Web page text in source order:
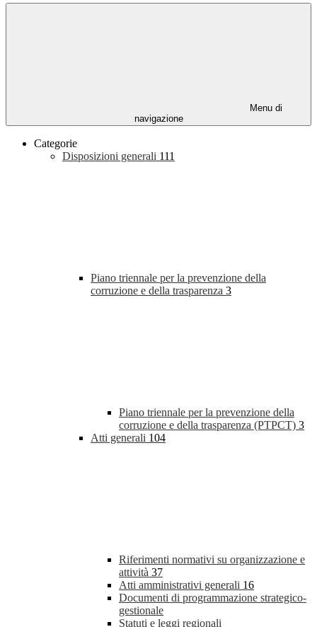
Menu di
navigazione
Categorie
Disposizioni generali 111
Piano triennale per la prevenzione della
corruzione e della trasparenza 3
Piano triennale per la prevenzione della
corruzione e della trasparenza (PTPCT) 3
Atti generali 104
Riferimenti normativi su organizzazione e
attività 37
Atti amministrativi generali 16
Documenti di programmazione strategico-
gestionale
Statuti e leggi regionali